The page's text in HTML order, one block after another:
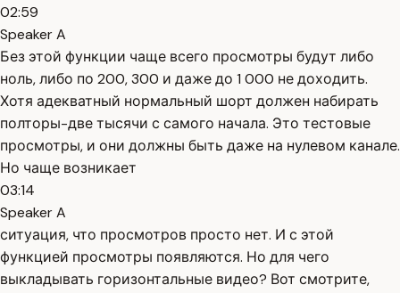
02:59
Speaker A
Без этой функции чаще всего просмотры будут либо
ноль, либо по 200, 300 и даже до 1 000 не доходить.
Хотя адекватный нормальный шорт должен набирать
полторы-две тысячи с самого начала. Это тестовые
просмотры, и они должны быть даже на нулевом канале.
Но чаще возникает
03:14
Speaker A
ситуация, что просмотров просто нет. И с этой
функцией просмотры появляются. Но для чего
выкладывать горизонтальные видео? Вот смотрите,